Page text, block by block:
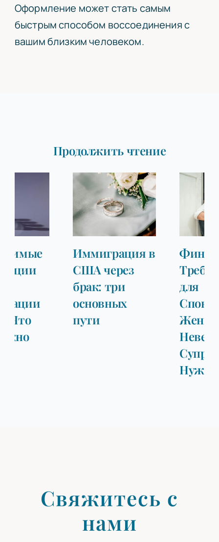
Оформление может стать самым
быстрым способом воссоединения с
вашим близким человеком.
Продолжить чтение
Иммиграция в
США через
основных
пути
Финансовые
Требования
для
Спонсирования
Невесты или
Супруга/и: Что
Нужно Знать
Свяжитесь с
нами